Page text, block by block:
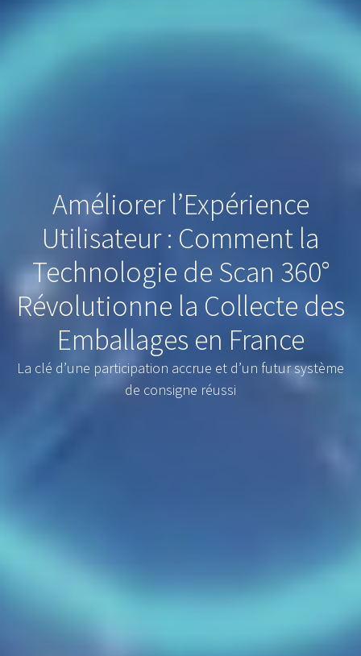
Améliorer l’Expérience
Utilisateur : Comment la
Technologie de Scan 360°
Révolutionne la Collecte des
Emballages en France
La clé d’une participation accrue et d’un futur système
de consigne réussi